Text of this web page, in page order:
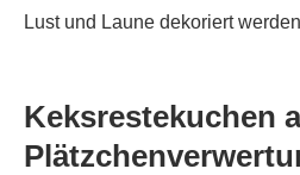
Lust und Laune dekoriert
Keksrestekuchen